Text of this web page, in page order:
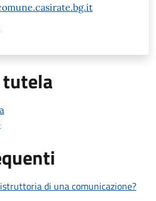
di una comunicazione?